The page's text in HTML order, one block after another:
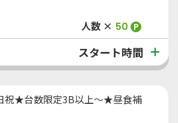
人数 × 50 P
スタート時間
祝★台数限定3B以上～★昼食補